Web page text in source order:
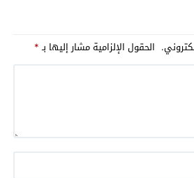
الحقول الإلزامية مشار إليها بـ*